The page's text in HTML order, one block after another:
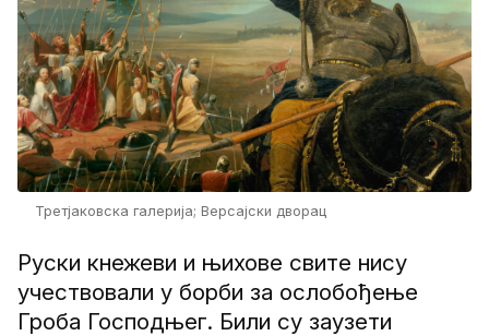
Третјаковска галерија; Версајски дворац
Руски кнежеви и њихове свите нису
учествовали у борби за ослобођење
Гроба Господњег. Били су заузети